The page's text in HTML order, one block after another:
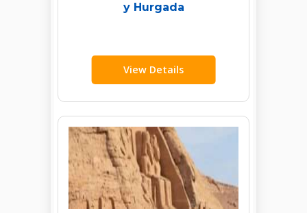
y Hurgada
View Details